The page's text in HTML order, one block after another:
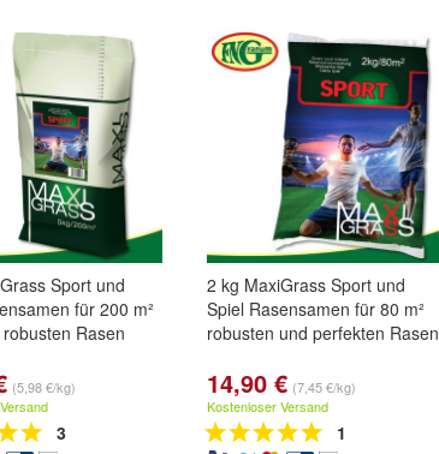
Sport und
für 200 m²
Rasen
(5,98 €/kg)
3
2 kg MaxiGrass Sport und
Spiel Rasensamen für 80 m²
robusten und perfekten Rasen
14,90 € (7,45 €/kg)
Kostenloser Versand
1